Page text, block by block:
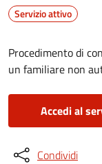
Servizio attivo
Procedimento di
un familiare non
Accedi al
Condividi